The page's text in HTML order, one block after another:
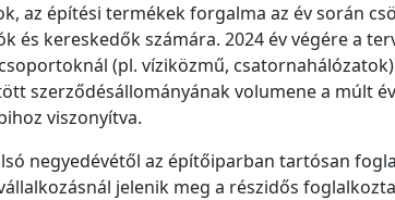
az építési termékek forgalma az év során
és kereskedők számára. 2024 év végére a
(pl. víziközmű,
szerződésállományának volumene a múlt
viszonyítva.
negyedévétől az építőiparban tartósan
jelenik meg a részidős